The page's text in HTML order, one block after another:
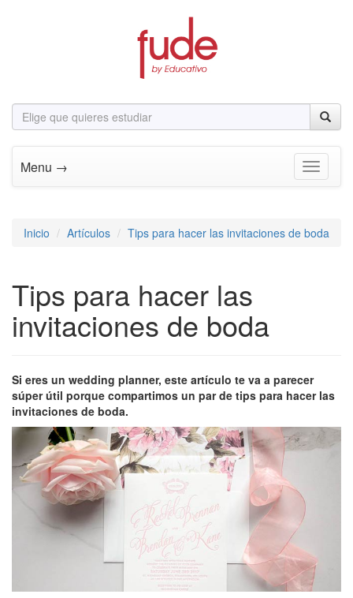
Menu → Toggle
Inicio Artículos Tips para hacer las invitaciones de boda
Tips para hacer las
invitaciones de boda
Si eres un wedding planner, este artículo te va a parecer
súper útil porque compartimos un par de tips para hacer las
invitaciones de boda.